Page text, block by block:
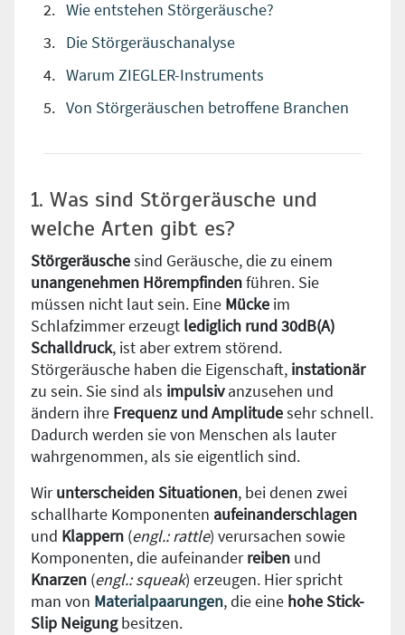
Wie entstehen Störgeräusche?
Die Störgeräuschanalyse
Warum ZIEGLER-Instruments
Von Störgeräuschen betroffene Branchen
1. Was sind Störgeräusche und
welche Arten gibt es?
Störgeräuschesind Geräusche, die zu einem
unangenehmen Hörempfindenführen. Sie
müssen nicht laut sein. Eine Mücke im
Schlafzimmer erzeugt lediglich rund 30dB(A)
Schalldruck, ist aber extrem störend.
Störgeräusche haben die Eigenschaft, instationär
zu sein. Sie sind als impulsivanzusehen und
ändern ihre Frequenz und Amplitudesehr schnell.
Dadurch werden sie von Menschen als lauter
wahrgenommen, als sie eigentlich sind.
Wirunterscheiden Situationen, bei denen zwei
schallharte Komponenten aufeinanderschlagen
und Klappern (engl.: rattle) verursachen sowie
Komponenten, die aufeinanderreiben und
Knarzen (engl.: squeak) erzeugen. Hier spricht
man von Materialpaarungen, die eine hohe Stick-
Slip Neigungbesitzen.